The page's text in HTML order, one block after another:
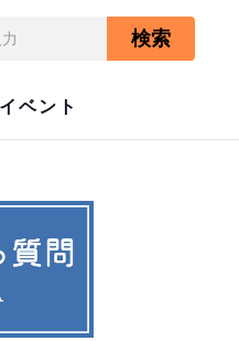
ベント
検索